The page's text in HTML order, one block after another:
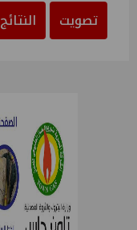
تصويت
النتائج